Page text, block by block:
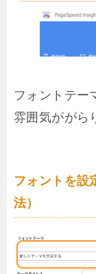
フォントテー
雰囲気ががら
フォントを設
法）